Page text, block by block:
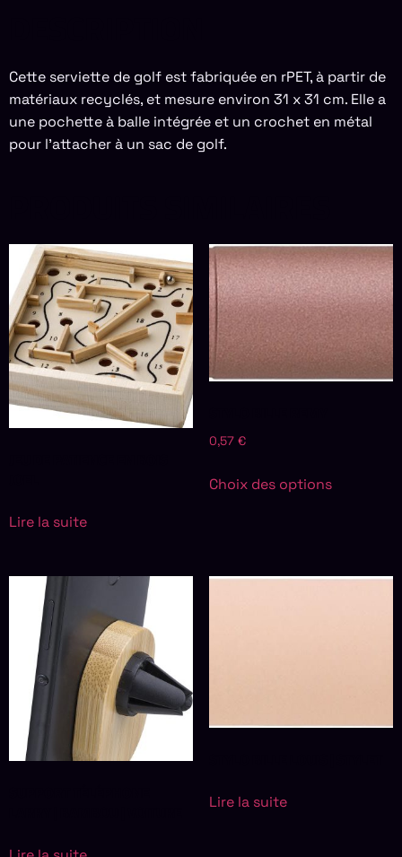
Cette serviette de golf est fabriquée en rPET, à partir de
matériaux recyclés, et mesure environ 31 x 31 cm. Elle a
une pochette à balle intégrée et un crochet en métal
pour l’attacher à un sac de golf.
Lire la suite
0,57 €
Choix des options
Lire la suite